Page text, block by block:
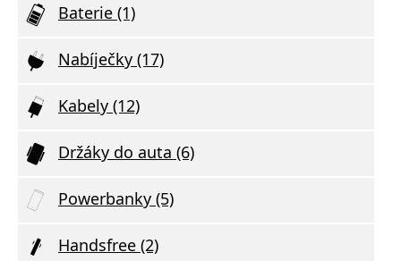
Baterie (1)
Nabíječky (17)
Kabely (12)
Držáky do auta (6)
Powerbanky (5)
Handsfree (2)